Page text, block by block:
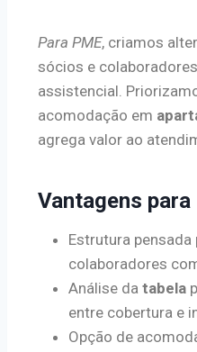
Para PME, criamos
sócios e
assistencial.
acomodação em
agrega valor ao
Vantagens para
Estrutura
colaboradores
Análise da tabela
entre cobertura e
Opção de